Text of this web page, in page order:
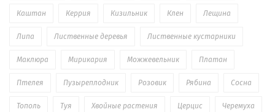
Каштан Керрия Кизильник Клен Лещина
Липа Лиственные деревья Лиственные кустарники
Маклюра Мирикария Можжевельник Платан
Птелея Пузыреплодник Розовик Рябина Сосна
Тополь Туя Хвойные растения Церцис Черемуха